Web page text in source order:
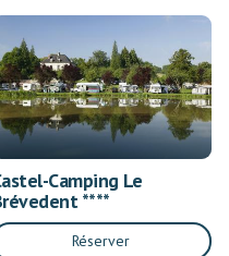
Camping Le
****
Réserver